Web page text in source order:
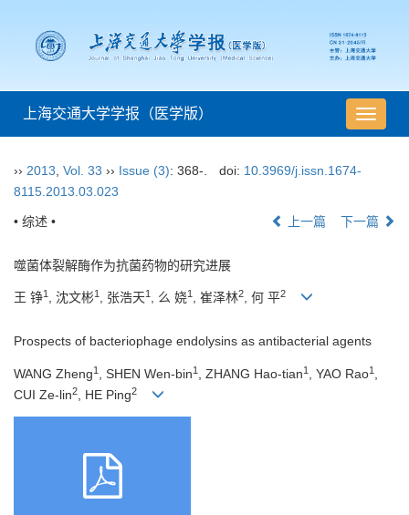
导
航
上海交通大学学报（医学版）
›› 2013 Vol. 33 ›› Issue (3): 368-. doi: 10.3969/j.issn.1674-
8115.2013.03.023
• 综述 • 上一篇 下一篇
噬菌体裂解酶作为抗菌药物的研究进展
王 铮1 , 沈文彬1 , 张浩天1 , 么 娆1 , 崔泽林2, 何 平2
Prospects of bacteriophage endolysins as antibacterial agents
WANG Zheng1 , SHEN Wen-bin1 , ZHANG Hao-tian1 , YAO Rao1
CUI Ze-lin2 , HE Ping2